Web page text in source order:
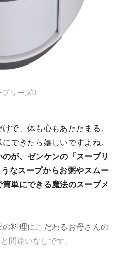
リーズR
で、体も心もあたたまる。
できたら嬉しいですよね。
が、ゼンケンの「スープリ
なスープからお粥やスムー
単にできる魔法のスープメ
料理にこだわるお母さんの
間違いなしです。